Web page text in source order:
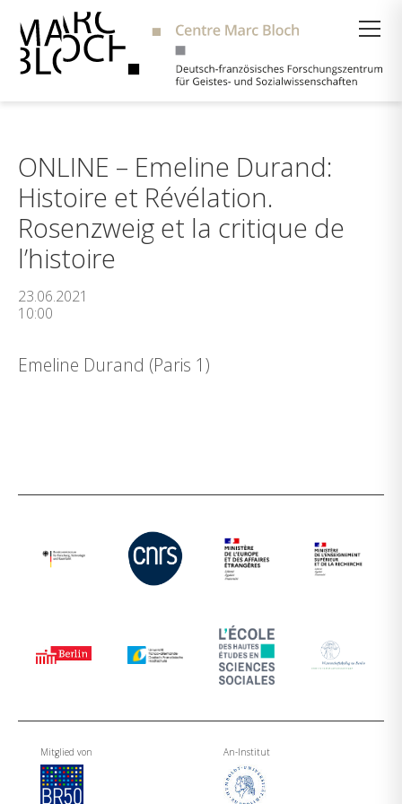
ONLINE – Emeline Durand:
Histoire et Révélation.
Rosenzweig et la critique de
l’histoire
23.06.2021
10:00
Emeline Durand (Paris 1)
Mitglied von An-Institut